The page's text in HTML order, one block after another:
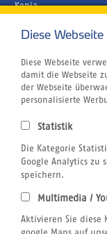
Kenia
Unternehmen
Airline Blacklist
Centrum für
Bildnachweis
Gutschein
Klimabewusst Reisen
Reiseversicherung
Windsurfen
Wingfoilen
Wingfoilen
Rechtliches
AGB
Diese
Diese Webseite
damit die Webseite
der Webseite
personalisierte
Statistik
Die Kategorie
Google Analytics zu
speichern.
Multimedia /
Aktivieren Sie diese